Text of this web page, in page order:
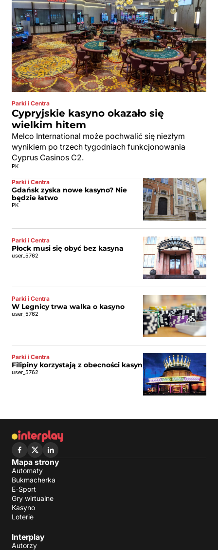
Parki i Centra
Cypryjskie kasyno okazało się
wielkim hitem
Melco International może pochwalić się niezłym
wynikiem po trzech tygodniach funkcjonowania
Cyprus Casinos C2.
PK
Parki i Centra
Gdańsk zyska nowe kasyno? Nie
będzie łatwo
PK
Parki i Centra
Płock musi się obyć bez kasyna
user_5762
Parki i Centra
W Legnicy trwa walka o kasyno
user_5762
Parki i Centra
Filipiny korzystają z obecności kasyn
user_5762
Mapa strony
Automaty
Bukmacherka
E-Sport
Gry wirtualne
Kasyno
Loterie
Interplay
Autorzy